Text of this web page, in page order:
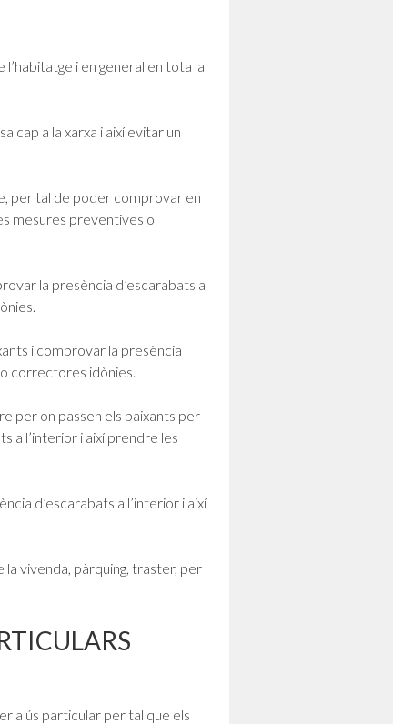
i en general en tota la
cap a la xarxa i així evitar un
per tal de poder comprovar en
mesures preventives o
la presència d’escarabats a
i comprovar la presència
correctores idònies.
per on passen els baixants per
a l’interior i així prendre les
d’escarabats a l’interior i així
la vivenda, pàrquing, traster, per
a ús particular per tal que els